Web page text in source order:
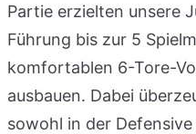
Partie erzielten unsere
Führung bis zur 5
komfortablen 6-Tore-
ausbauen. Dabei
sowohl in der